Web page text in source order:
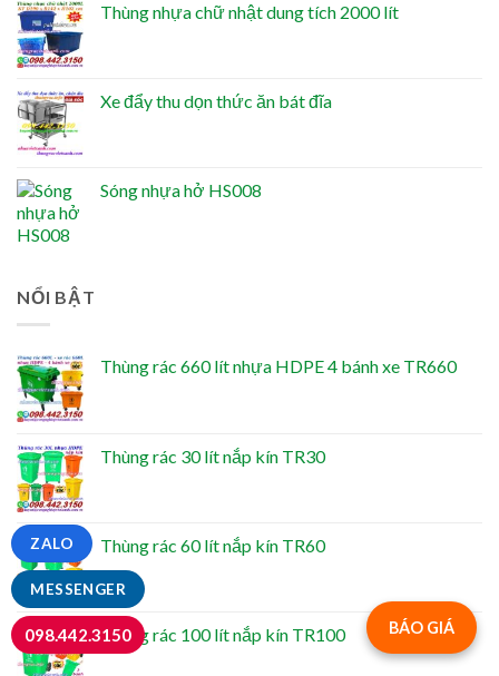
Thùng nhựa chữ nhật dung tích 2000 lít
Xe đẩy thu dọn thức ăn bát đĩa
Sóng nhựa hở HS008
NỔI BẬT
Thùng rác 660 lít nhựa HDPE 4 bánh xe TR660
Thùng rác 30 lít nắp kín TR30
Thùng rác 60 lít nắp kín TR60
Thùng rác 100 lít nắp kín TR100 BÁO GIÁ
MESSENGER
ZALO
098.442.3150